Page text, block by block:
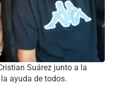
Suárez junto a la
ayuda de todos.